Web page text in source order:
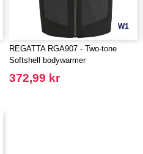
W1
REGATTA RGA907 - Two-tone
Softshell bodywarmer
372,99 kr